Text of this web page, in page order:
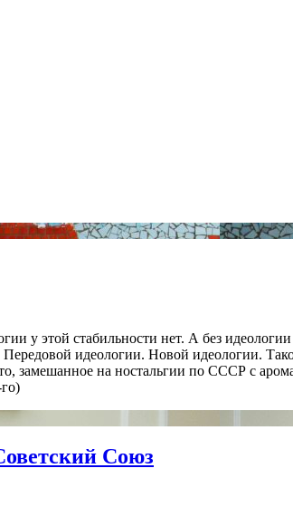
у этой стабильности нет. А без
Передовой идеологии. Новой идеологии.
замешанное на ностальгии по СССР с
Союз